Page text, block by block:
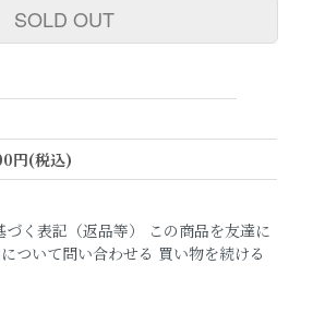
SOLD OUT
円(税込)
く表記（返品等）
この商品を友達に
ついて問い合わせる 買い物を続ける